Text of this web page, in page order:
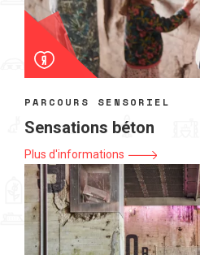
PARCOURS SENSORIEL
Sensations béton
Plus d'informations